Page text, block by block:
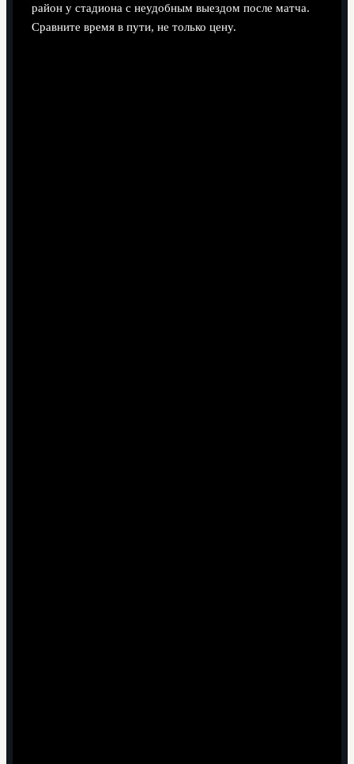
район у стадиона с неудобным выездом после матча.
Сравните время в пути, не только цену.